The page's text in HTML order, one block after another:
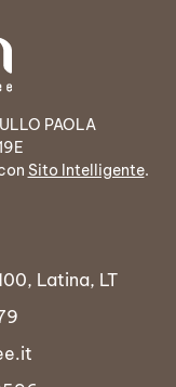
PAOLA
Sito Intelligente.
Latina, LT